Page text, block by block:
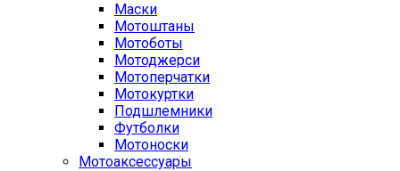
Маски
Мотоштаны
Мотоботы
Мотоджерси
Мотоперчатки
Мотокуртки
Подшлемники
Футболки
Мотоноски
Мотоаксессуары